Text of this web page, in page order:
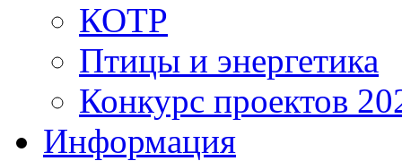
КОТР
Птицы и энергетика
Конкурс проектов
Информация